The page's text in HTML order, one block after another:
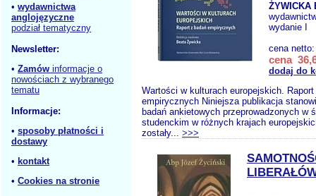
• wydawnictwa
anglojęzyczne
podział tematyczny
Newsletter:
• Zamów informacje o
nowościach z wybranego
tematu
Informacje:
• sposoby płatności i
dostawy
• kontakt
• Cookies na stronie
ŻYWICKA
wydanie I
cena
cena
dodaj do
Wartości w kulturach europejskich.
empirycznych Niniejsza publikacja
badań ankietowych przeprowadzonych w
studenckim w różnych krajach
zostały... >>>